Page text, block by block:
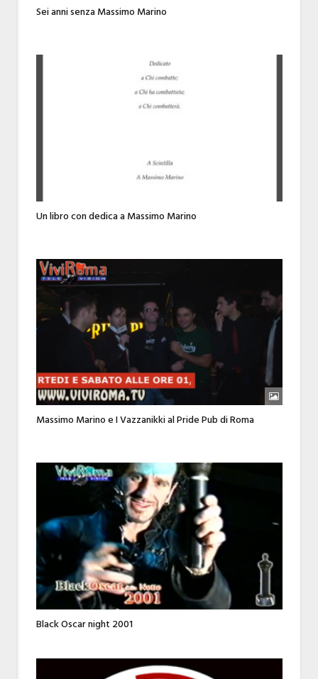
Sei anni senza Massimo Marino
Un libro con dedica a Massimo Marino
Massimo Marino e I Vazzanikki al Pride Pub di Roma
Black Oscar night 2001